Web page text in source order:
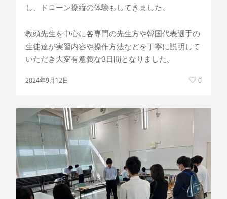
し、ドローン操縦の体験もしてきました。
教頭先生を中心に各専門の先生方や韓国代表選手の
生徒達が実習内容や操作方法などを丁寧に説明して
いただき大変有意義な3日間となりました。
2024年9月12日 0